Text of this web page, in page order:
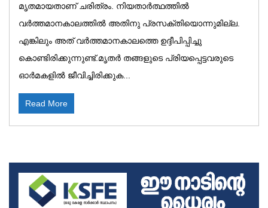
മൃതമായതാണ് ചരിത്രം. നിയതാർത്ഥത്തിൽ
വർത്തമാനകാലത്തിൽ അതിനു പ്രസക്തിയൊന്നുമില്ല.
എങ്കിലും അത് വർത്തമാനകാലത്തെ ഉദ്ദീപിപ്പിച്ചു
കൊണ്ടിരിക്കുന്നുണ്ട്.മൃതർ തങ്ങളുടെ പ്രിയപ്പെട്ടവരുടെ
ഓർമകളിൽ ജീവിച്ചിരിക്കുക...
Read More